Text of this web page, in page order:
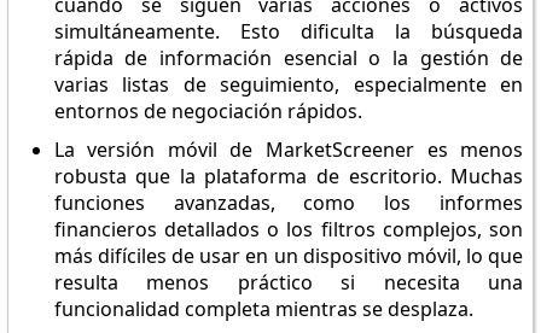
simultáneamente. Esto dificulta la búsqueda
rápida de información esencial o la gestión de
varias listas de seguimiento, especialmente en
entornos de negociación rápidos.
La versión móvil de MarketScreener es menos
robusta que la plataforma de escritorio. Muchas
funciones avanzadas, como los informes
financieros detallados o los filtros complejos, son
más difíciles de usar en un dispositivo móvil, lo que
resulta menos práctico si necesita una
funcionalidad completa mientras se desplaza.